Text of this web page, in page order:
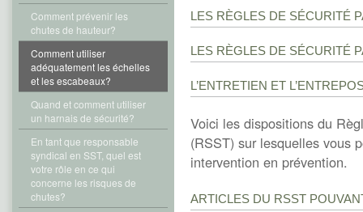
Comment prévenir les
chutes de hauteur?
Comment utiliser
adéquatement les échelles
et les escabeaux?
Quand et comment utiliser
un harnais de sécurité?
En tant que responsable
syndical en SST, quel est
votre rôle en ce qui
concerne les risques de
chutes?
LES RÈGLES DE SÉCURITÉ
LES RÈGLES DE SÉCURITÉ
L’ENTRETIEN ET
Voici les dispositions du
(RSST) sur lesquelles vous
intervention en prévention.
ARTICLES DU RSST